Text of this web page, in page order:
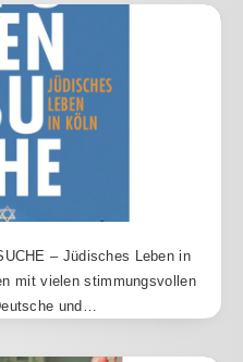
– Jüdisches Leben in
mit vielen stimmungsvollen
und…